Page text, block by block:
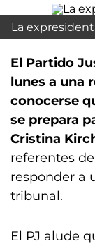
La
El Partido
lunes a una
conocerse
se prepara
Cristina
referentes
responder a
tribunal.
El PJ alude